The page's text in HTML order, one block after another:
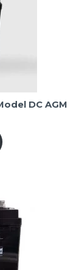
DC AGM